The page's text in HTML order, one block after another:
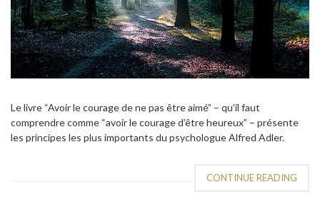
Le livre “Avoir le courage de ne pas être aimé” – qu’il faut
comprendre comme “avoir le courage d’être heureux” – présente
les principes les plus importants du psychologue Alfred Adler.
CONTINUE READING